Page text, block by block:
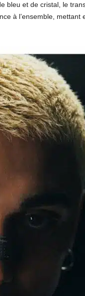
bleu et de cristal, le
à l’ensemble, mettant